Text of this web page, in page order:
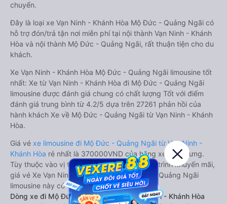
chuyển.
Đây là loại xe Vạn Ninh - Khánh Hòa Mộ Đức - Quảng Ngãi có
hỗ trợ đón/trả tận nơi miễn phí tại nội thành Vạn Ninh - Khánh
Hòa và nội thành Mộ Đức - Quảng Ngãi, rất thuận tiện cho du
khách.
Xe Vạn Ninh - Khánh Hòa Mộ Đức - Quảng Ngãi limousine tốt
nhất: Xe từ Vạn Ninh - Khánh Hòa đi Mộ Đức - Quảng Ngãi
limousine được đánh giá chung có chất lượng Tốt với điểm
đánh giá trung bình từ 4.2/5 dựa trên 27261 phản hồi của
hành khách Xe về Mộ Đức - Quảng Ngãi từ Vạn Ninh - Khánh
Hòa.
Giá vé xe limousine đi Mộ Đức - Quảng Ngãi từ Vạn Ninh -
Khánh Hòa rẻ nhất là 370000VND của hãng xe Liên Hưng.
Tùy thuộc vào vị trí ngồi của bạn và chương trình khuyến mãi,
giá vé Xe Vạn Ninh - Khánh Hòa đi Mộ Đức - Quảng Ngãi
limousine này có thể sẽ rẻ hơn
Dòng xe đi Mộ Đức - Quảng Ngãi từ Vạn Ninh - Khánh Hòa